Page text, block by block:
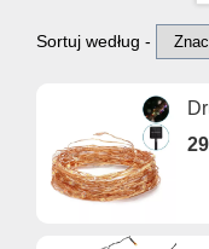
Sortuj według -